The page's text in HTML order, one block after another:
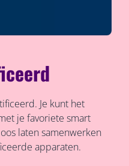
Je kunt het
je favoriete smart
laten samenwerken
apparaten.